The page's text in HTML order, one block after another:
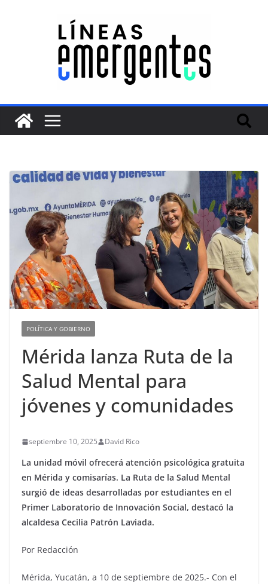
POLÍTICA Y GOBIERNO
Mérida lanza Ruta de la
Salud Mental para
jóvenes y comunidades
septiembre 10, 2025 David Rico
La unidad móvil ofrecerá atención psicológica gratuita
en Mérida y comisarías. La Ruta de la Salud Mental
surgió de ideas desarrolladas por estudiantes en el
Primer Laboratorio de Innovación Social, destacó la
alcaldesa Cecilia Patrón Laviada.
Por Redacción
Mérida, Yucatán, a 10 de septiembre de 2025.- Con el